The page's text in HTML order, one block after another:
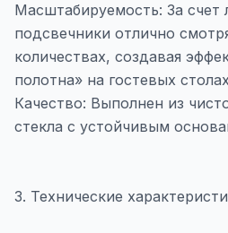
Масштабируемость: За
подсвечники отлично
количествах, создавая
полотна» на гостевых
Качество: Выполнен из
стекла с устойчивым
3. Технические